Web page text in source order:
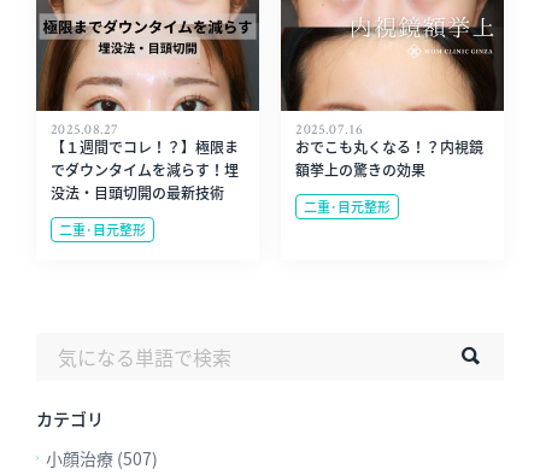
2025.08.27
【１週間でコレ！？】極限ま
でダウンタイムを減らす！埋
没法・目頭切開の最新技術
二重･目元整形
2025.07.16
おでこも丸くなる！？内視鏡
額挙上の驚きの効果
二重･目元整形
カテゴリ
小顔治療 (507)